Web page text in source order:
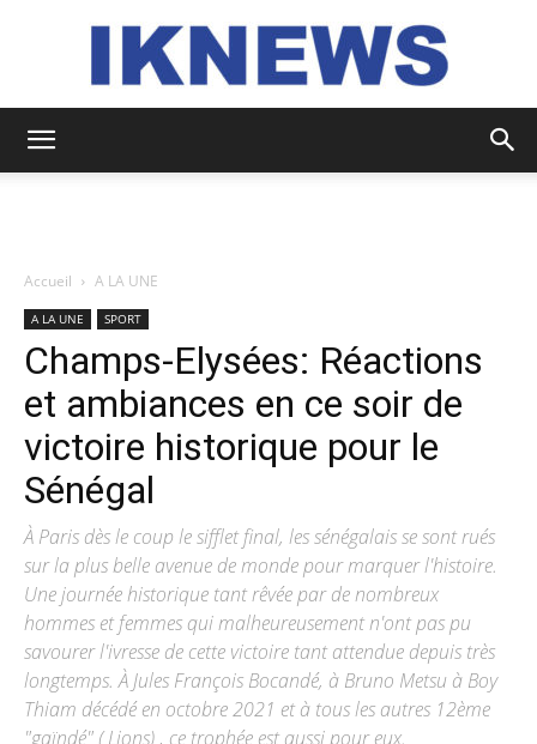
Accueil A LA UNE
A LA UNE SPORT
Champs-Elysées: Réactions
et ambiances en ce soir de
victoire historique pour le
Sénégal
À Paris dès le coup le sifflet final, les sénégalais se sont rués
sur la plus belle avenue de monde pour marquer l'histoire.
Une journée historique tant rêvée par de nombreux
hommes et femmes qui malheureusement n'ont pas pu
savourer l'ivresse de cette victoire tant attendue depuis très
longtemps. À Jules François Bocandé, à Bruno Metsu à Boy
Thiam décédé en octobre 2021 et à tous les autres 12ème
"gaïndé" ( Lions) , ce trophée est aussi pour eux.